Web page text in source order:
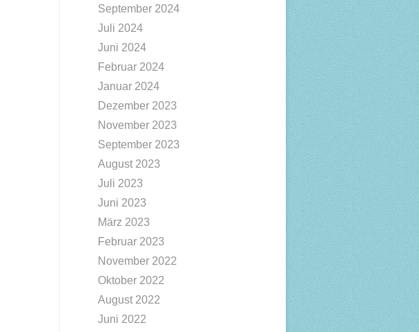
September 2024
Juli 2024
Juni 2024
Februar 2024
Januar 2024
Dezember 2023
November 2023
September 2023
August 2023
Juli 2023
Juni 2023
März 2023
Februar 2023
November 2022
Oktober 2022
August 2022
Juni 2022